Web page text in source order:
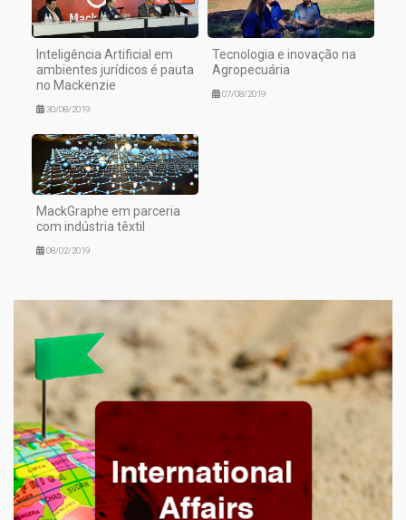
Inteligência Artificial em
ambientes jurídicos é pauta
no Mackenzie
30/08/2019
Tecnologia e inovação na
Agropecuária
07/08/2019
MackGraphe em parceria
com indústria têxtil
08/02/2019